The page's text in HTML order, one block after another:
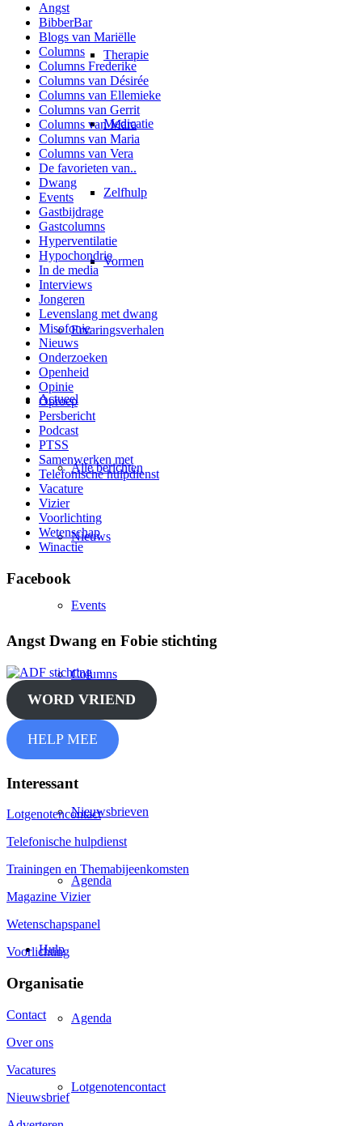
Therapie
Medicatie
Zelfhulp
Vormen
Ervaringsverhalen
Actueel
Alle berichten
Nieuws
Events
Columns
Podcast
Nieuwsbrieven
Agenda
Hulp
Agenda
Lotgenotencontact
Angst
BibberBar
Blogs van Mariëlle
Columns
Columns Frederike
Columns van Désirée
Columns van Ellemieke
Columns van Gerrit
Columns van Mara
Columns van Maria
Columns van Vera
De favorieten van..
Dwang
Events
Gastbijdrage
Gastcolumns
Hyperventilatie
Hypochondrie
In de media
Interviews
Jongeren
Levenslang met dwang
Misofonie
Nieuws
Onderzoeken
Openheid
Opinie
Oproep
Persbericht
Podcast
PTSS
Samenwerken met
Telefonische hulpdienst
Vacature
Vizier
Voorlichting
Wetenschap
Winactie
Facebook
Angst Dwang en Fobie stichting
WORD VRIEND
HELP MEE
Interessant
Lotgenotencontact
Telefonische hulpdienst
Trainingen en Themabijeenkomsten
Magazine Vizier
Wetenschapspanel
Voorlichting
Organisatie
Contact
Over ons
Vacatures
Nieuwsbrief